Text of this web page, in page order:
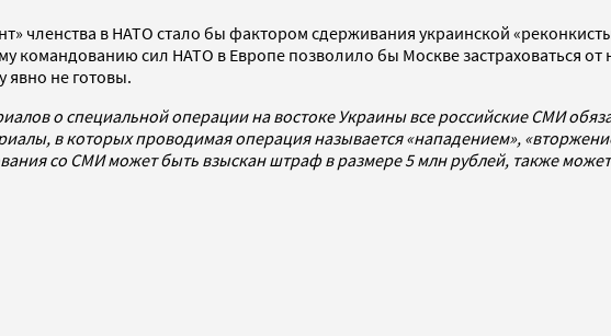
членства в НАТО стало бы фактором сдерживания украинской
сил НАТО в Европе позволило бы Москве застраховаться
явно не готовы.
о специальной операции на востоке Украины все российские СМИ
в которых проводимая операция называется «нападением»,
со СМИ может быть взыскан штраф в размере 5 млн рублей, также